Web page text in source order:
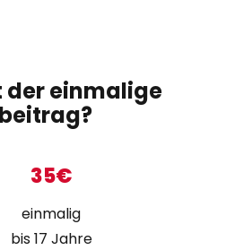
der einmalige
35€
einmalig
bis 17 Jahre